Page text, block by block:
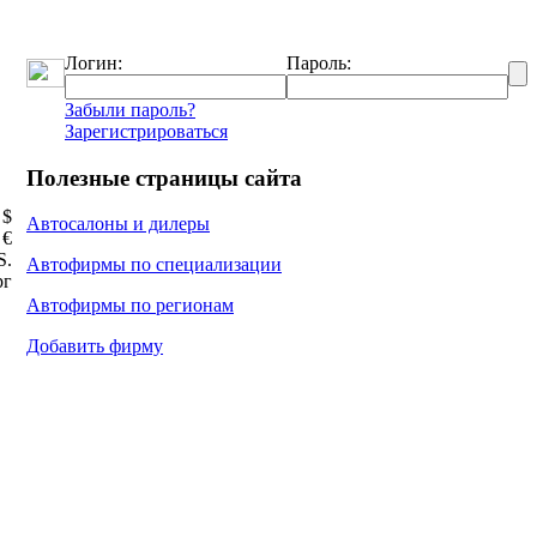
Логин: Пароль:
Забыли пароль?
Зарегистрироваться
Полезные страницы сайта
Автосалоны и дилеры
Автофирмы по специализации
Автофирмы по регионам
Добавить фирму